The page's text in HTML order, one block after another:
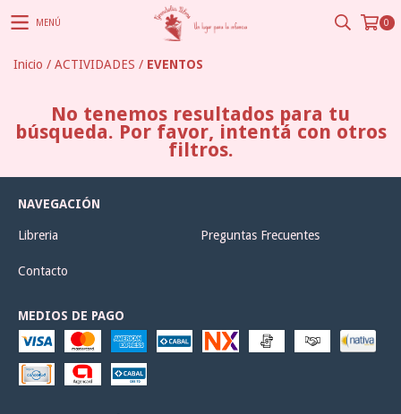
MENÚ 0
Inicio / ACTIVIDADES / EVENTOS
No tenemos resultados para tu
búsqueda. Por favor, intentá con otros
filtros.
NAVEGACIÓN
Libreria Preguntas Frecuentes
Contacto
MEDIOS DE PAGO